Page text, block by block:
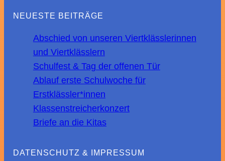
NEUESTE BEITRÄGE
Abschied von unseren Viertklässlerinnen
und Viertklässlern
Schulfest & Tag der offenen Tür
Ablauf erste Schulwoche für
Erstklässler*innen
Klassenstreicherkonzert
Briefe an die Kitas
DATENSCHUTZ & IMPRESSUM